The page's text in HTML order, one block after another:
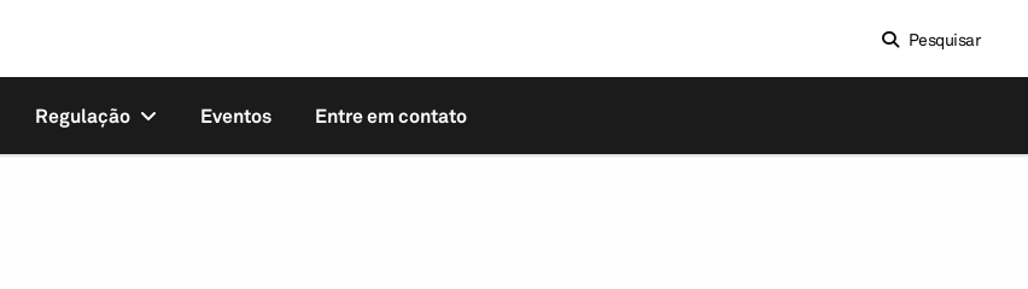
Pesquisar
Regulação Eventos Entre em contato